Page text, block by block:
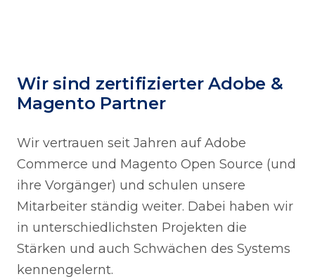
Wir sind zertifizierter Adobe &
Magento Partner
Wir vertrauen seit Jahren auf Adobe
Commerce und Magento Open Source (und
ihre Vorgänger) und schulen unsere
Mitarbeiter ständig weiter. Dabei haben wir
in unterschiedlichsten Projekten die
Stärken und auch Schwächen des Systems
kennengelernt.